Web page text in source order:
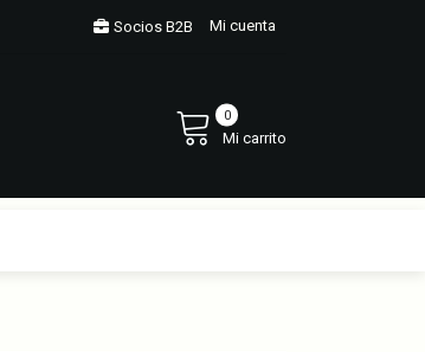
Socios B2B Mi cuenta
0
Mi carrito